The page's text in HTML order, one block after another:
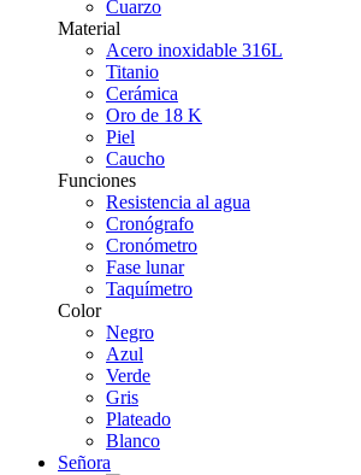
Cuarzo
Material
Acero inoxidable 316L
Titanio
Cerámica
Oro de 18 K
Piel
Caucho
Funciones
Resistencia al agua
Cronógrafo
Cronómetro
Fase lunar
Taquímetro
Color
Negro
Azul
Verde
Gris
Plateado
Blanco
Señora